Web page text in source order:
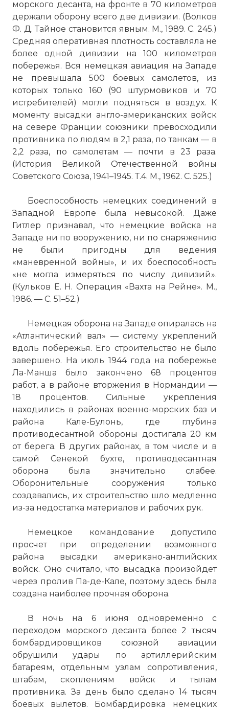
морского десанта, на фронте в 70 километров
держали оборону всего две дивизии. (Волков
Ф. Д. Тайное становится явным. М., 1989. С. 245.)
Средняя оперативная плотность составляла не
более одной дивизии на 100 километров
побережья. Вся немецкая авиация на Западе
не превышала 500 боевых самолетов, из
которых только 160 (90 штурмовиков и 70
истребителей) могли подняться в воздух. К
моменту высадки англо-американских войск
на севере Франции союзники превосходили
противника по людям в 2,1 раза, по танкам — в
2,2 раза, по самолетам — почти в 23 раза.
(История Великой Отечественной войны
Советского Союза, 1941–1945. Т.4. М., 1962. С. 525.)
Боеспособность немецких соединений в
Западной Европе была невысокой. Даже
Гитлер признавал, что немецкие войска на
Западе ни по вооружению, ни по снаряжению
не были пригодны для ведения
«маневренной войны», и их боеспособность
«не могла измеряться по числу дивизий».
(Кульков Е. Н. Операция «Вахта на Рейне». М.,
1986. — С. 51–52.)
Немецкая оборона на Западе опиралась на
«Атлантический вал» — систему укреплений
вдоль побережья. Его строительство не было
завершено. На июль 1944 года на побережье
Ла-Манша было закончено 68 процентов
работ, а в районе вторжения в Нормандии —
18 процентов. Сильные укрепления
находились в районах военно-морских баз и
района Кале-Булонь, где глубина
противодесантной обороны достигала 20 км
от берега. В других районах, в том числе и в
самой Сенекой бухте, противодесантная
оборона была значительно слабее.
Оборонительные сооружения только
создавались, их строительство шло медленно
из-за недостатка материалов и рабочих рук.
Немецкое командование допустило
просчет при определении возможного
района высадки американо-английских
войск. Оно считало, что высадка произойдет
через пролив Па-де-Кале, поэтому здесь была
создана наиболее прочная оборона.
В ночь на 6 июня одновременно с
переходом морского десанта более 2 тысяч
бомбардировщиков союзной авиации
обрушили удары по артиллерийским
батареям, отдельным узлам сопротивления,
штабам, скоплениям войск и тылам
противника. За день было сделано 14 тысяч
боевых вылетов. Бомбардировка немецких
☓
Не встречая серьезного сопротивления,
американо-английские войска сразу же
начали продвижение в глубь обороны
Фото статьи: